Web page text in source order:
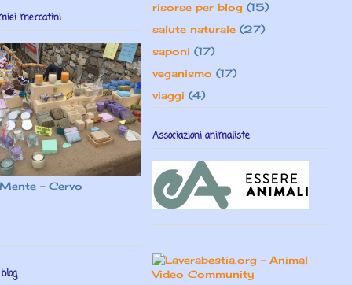
mercatini
- Cervo
risorse per blog (15)
salute naturale (27)
saponi (17)
veganismo (17)
viaggi (4)
Associazioni animaliste